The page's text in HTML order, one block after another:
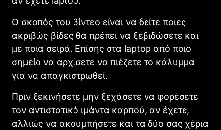
Ο σκοπός του βίντεο είναι να δείτε ποιες
ακριβώς βίδες θα πρέπει να ξεβιδώσετε και
με ποια σειρά. Επίσης στα laptop από ποιο
σημείο να αρχίσετε να πιέζετε το κάλυμμα
για να απαγκιστρωθεί.
Πριν ξεκινήσετε μην ξεχάσετε να φορέσετε
τον αντιστατικό ιμάντα καρπού, αν έχετε,
αλλιώς να ακουμπήσετε και τα δύο σας χέρια